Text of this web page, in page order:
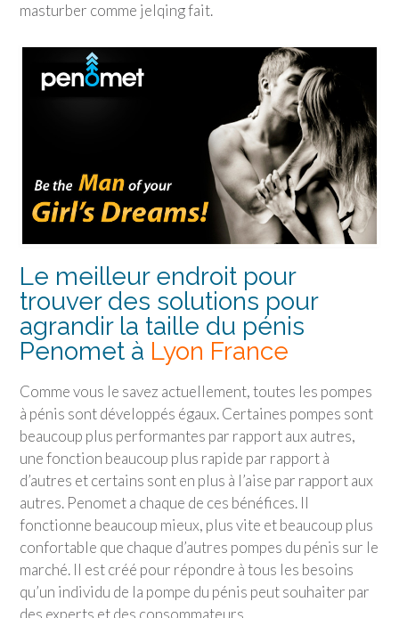
masturber comme jelqing fait.
Le meilleur endroit pour
trouver des solutions pour
agrandir la taille du pénis
Penomet à Lyon France
Comme vous le savez actuellement, toutes les pompes
à pénis sont développés égaux. Certaines pompes sont
beaucoup plus performantes par rapport aux autres,
une fonction beaucoup plus rapide par rapport à
d’autres et certains sont en plus à l’aise par rapport aux
autres. Penomet a chaque de ces bénéfices. Il
fonctionne beaucoup mieux, plus vite et beaucoup plus
confortable que chaque d’autres pompes du pénis sur le
marché. Il est créé pour répondre à tous les besoins
qu’un individu de la pompe du pénis peut souhaiter par
des experts et des consommateurs.